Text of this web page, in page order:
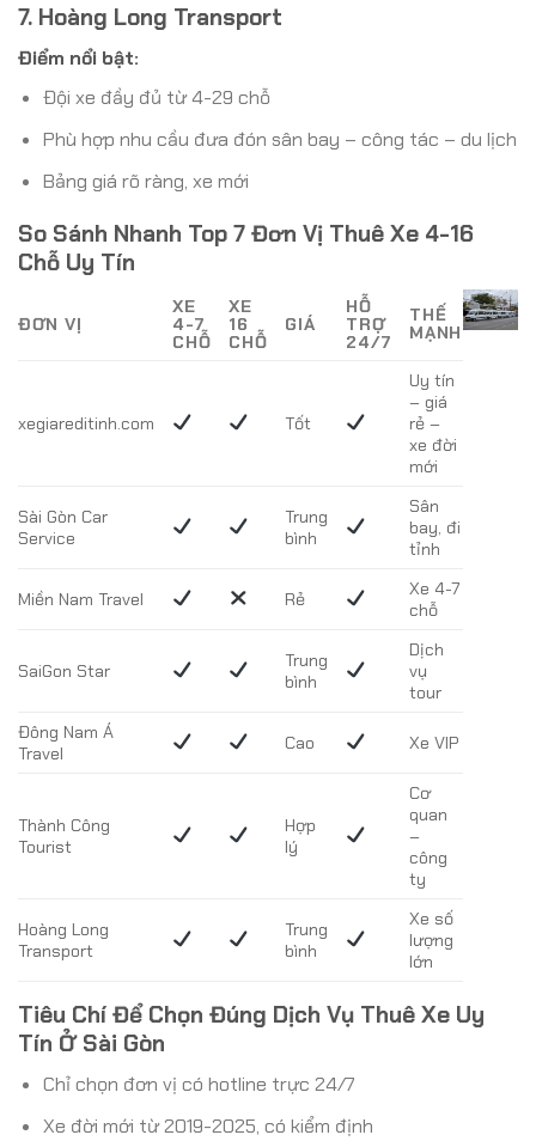
7. Hoàng Long Transport
Điểm nổi bật:
Đội xe đầy đủ từ 4-29 chỗ
Phù hợp nhu cầu đưa đón sân bay – công tác – du lịch
Bảng giá rõ ràng, xe mới
So Sánh Nhanh Top 7 Đơn Vị Thuê Xe 4-16
Chỗ Uy Tín
ĐƠN VỊ
XE
4-7
CHỖ
XE
16
CHỖ
GIÁ
HỖ
TRỢ
24/7
THẾ
MẠNH
xegiareditinh.com Tốt
Uy tín
– giá
rẻ –
xe đời
mới
Sài Gòn Car
Service
Trung
bình
Sân
bay, đi
tỉnh
Miền Nam Travel Rẻ
Xe 4-7
chỗ
SaiGon Star
Trung
bình
Dịch
vụ
tour
Đông Nam Á
Travel
Cao Xe VIP
Thành Công
Tourist
Hợp
lý
Cơ
quan
–
công
ty
Hoàng Long
Transport
Trung
bình
Xe số
lượng
lớn
Tiêu Chí Để Chọn Đúng Dịch Vụ Thuê Xe Uy
Tín Ở Sài Gòn
Chỉ chọn đơn vị có hotline trực 24/7
Xe đời mới từ 2019-2025, có kiểm định